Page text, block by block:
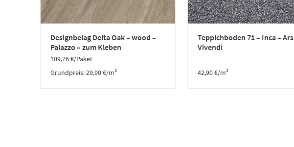
Designbelag Delta Oak – wood –
Palazzo – zum Kleben
109,76€/Paket
Grundpreis:29,90€/m²
Teppichboden 71 – Inca – Ars
Vivendi
42,90€/m²